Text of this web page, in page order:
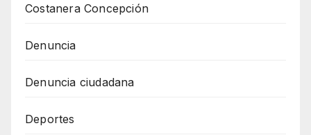
Costanera Concepción
Denuncia
Denuncia ciudadana
Deportes